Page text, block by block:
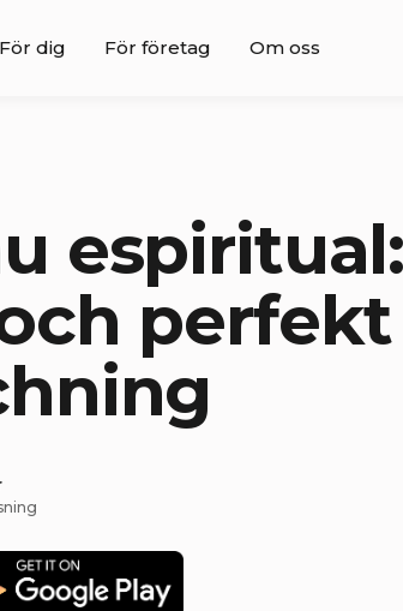
För dig För företag Om oss
espiritual:
perfekt